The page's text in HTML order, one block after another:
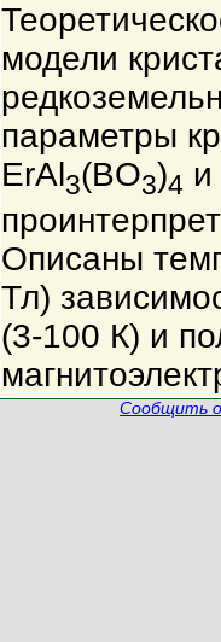
модели
параметры
ErAl3(BO3)4
Описаны
Тл)
(3-100 К) и
Сообщить о